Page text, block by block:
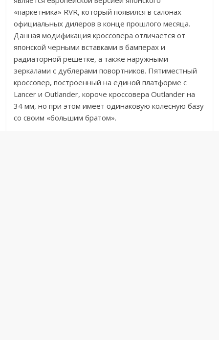
«паркетника» RVR, который появился в салонах
официальных дилеров в конце прошлого месяца.
Данная модификация кроссовера отличается от
японской черными вставками в бамперах и
радиаторной решетке, а также наружными
зеркалами с дублерами повортников. Пятиместный
кроссовер, построенный на единой платформе с
Lancer и Outlander, короче кроссовера Outlander на
34 мм, но при этом имеет одинаковую колесную базу
со своим «большим братом».